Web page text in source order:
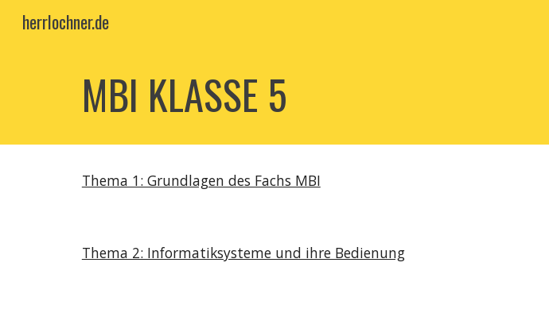
herrlochner.de
MBI KLASSE 5
Thema 1: Grundlagen des Fachs MBI
Thema 2: Informatiksysteme und ihre Bedienung